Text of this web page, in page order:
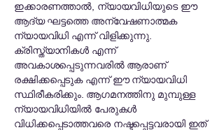
ഇക്കാരണത്താൽ, ന്യായവിധിയുടെ ഈ
ആദ്യ ഘട്ടത്തെ അന്വേഷണാത്മക
ന്യായവിധി എന്ന് വിളിക്കുന്നു.
ക്രിസ്ത്യാനികൾ എന്ന്
അവകാശപ്പെടുന്നവരിൽ ആരാണ്
രക്ഷിക്കപ്പെടുക എന്ന് ഈ ന്യായവിധി
സ്ഥിരീകരിക്കും. ആഗമനത്തിനു മുമ്പുള്ള
ന്യായവിധിയിൽ പേരുകൾ
വിധിക്കപ്പെടാത്തവരെ നഷ്ടപ്പെട്ടവരായി ഇത്